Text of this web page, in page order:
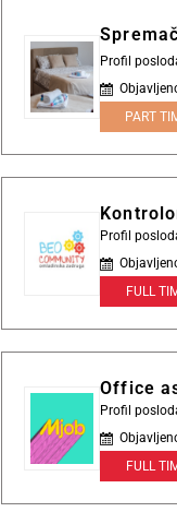
Profil
PART
Profil
FULL
Office
Profil
FULL